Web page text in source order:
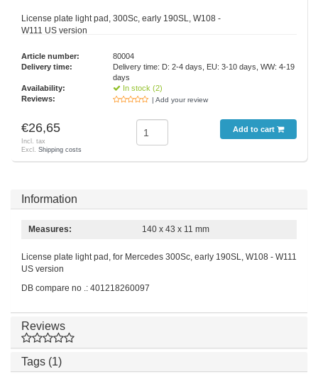
License plate light pad, 300Sc, early 190SL, W108 -
W111 US version
Article number:
80004
Delivery time:
Delivery time: D: 2-4 days, EU: 3-10 days, WW: 4-19
days
Availability:
In stock (2)
Reviews:
| Add your review
€26,65
Incl. tax
Excl. Shipping costs
Add to cart
Information
Measures: 140 x 43 x 11 mm
License plate light pad, for Mercedes 300Sc, early 190SL, W108 - W111
US version
DB compare no .: 401218260097
Reviews
Tags (1)